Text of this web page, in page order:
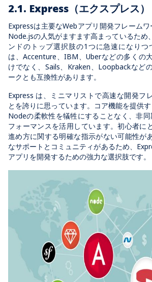
2.1. Express（エクスプレス）
Expressは主要なWebアプリ開発フレーム
Node.jsの人気がますます高まっているため
ンドのトップ選択肢の1つに急速になりつ
は、Accenture、IBM、Uberなどの多くの
けでなく、Sails、Kraken、Loopbackなど
ークとも互換性があります。
Express は、ミニマリストで高速な開発フ
とを誇りに思っています。コア機能を提供
Nodeの柔軟性を犠牲にすることなく、非
フォーマンスを活用しています。初心者に
進め方に関する明確な指示がない可能性が
なサポートとコミュニティがあるため、
アプリを開発するための強力な選択肢です。